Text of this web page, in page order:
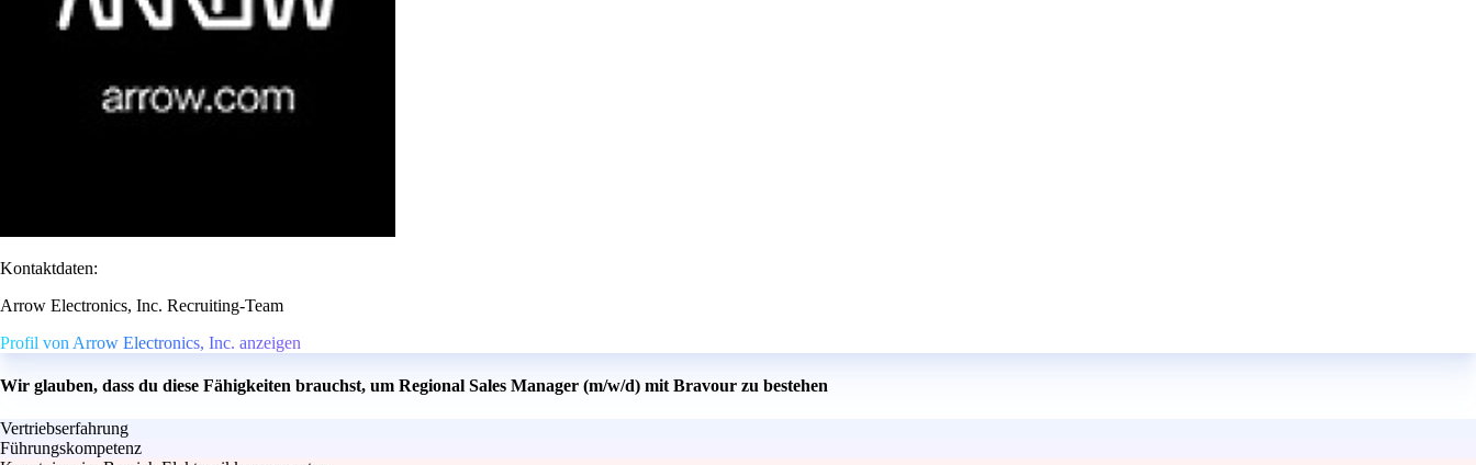
Kontaktdaten:
Arrow Electronics, Inc. Recruiting-Team
Profil von Arrow Electronics, Inc. anzeigen
Wir glauben, dass du diese Fähigkeiten brauchst, um Regional Sales Manager (m/w/d) mit Bravour zu bestehen
Vertriebserfahrung
Führungskompetenz